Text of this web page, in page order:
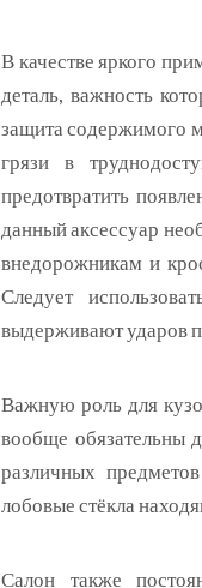
В качестве яркого
деталь, важность
защита содержимого
грязи в
предотвратить
данный аксессуар
внедорожникам и
Следует
выдерживают ударов
Важную роль для
вообще обязательны
различных
лобовые стёкла
Салон также